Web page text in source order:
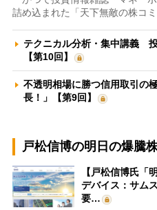
詰め込まれた「天下無敵の株コ
テクニカル分析・集中講義
【第10回】
不透明相場に勝つ信用取引の
長！」【第9回】
戸松信博の明日の爆騰
【戸松信博氏「
デバイス：サム
要…